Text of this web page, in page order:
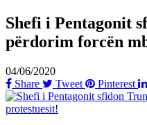
Shefi i Pentagonit
përdorim forcën
04/06/2020
Share
Tweet Pinterest